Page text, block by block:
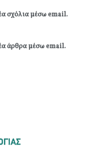
σχόλια μέσω email.
άρθρα μέσω email.